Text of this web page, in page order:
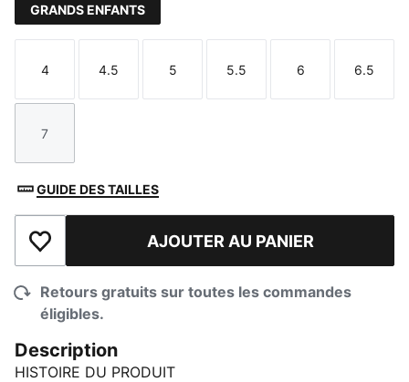
GRANDS ENFANTS
Taille
4
Taille
4.5
Taille
5
Taille
5.5
Taille
6
Taille
6.5
Taille
7
GUIDE DES TAILLES
Ajouter à la liste de souhaits
AJOUTER AU PANIER
Retours gratuits sur toutes les commandes
éligibles.
Description
HISTOIRE DU PRODUIT